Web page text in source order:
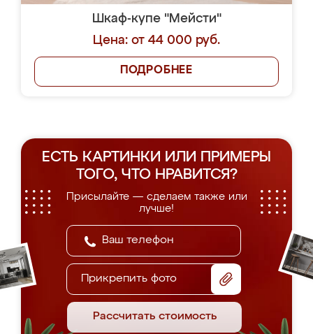
Шкаф-купе "Мейсти"
Цена: от 44 000 руб.
ПОДРОБНЕЕ
ЕСТЬ КАРТИНКИ ИЛИ ПРИМЕРЫ
ТОГО, ЧТО НРАВИТСЯ?
Присылайте — сделаем также или
лучше!
Прикрепить фото
Рассчитать стоимость